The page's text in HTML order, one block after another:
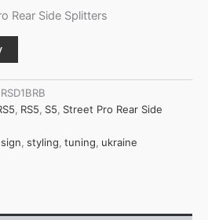
Rear Side Splitters
, RS5, S5, Street Pro Rear Side
, styling, tuning, ukraine